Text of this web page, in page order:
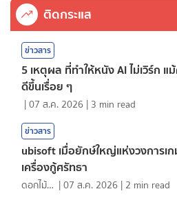
ติดกระแส
ข่าวสาร
5 เหตุผล ที่ทำให้หนัง AI ไม่เวิร์ก
ดีขึ้นเรื่อย ๆ
|07 ส.ค. 2026 | 3 min read
ข่าวสาร
ubisoft เมื่อยักษ์ใหญ่แห่งวงการเ
เครื่องกู้ศรัทธา
ดอกไม้กับสายน้ำ |07 ส.ค. 2026 | 2 min read